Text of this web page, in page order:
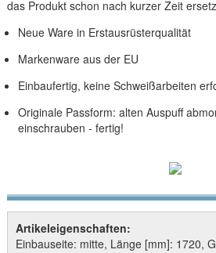
das Produkt schon nach kurzer Zeit
Neue Ware in Erstausrüsterqualität
Markenware aus der EU
Einbaufertig, keine Schweißarbeiten
Originale Passform: alten Auspuff
einschrauben - fertig!
Artikeleigenschaften:
Einbauseite: mitte, Länge [mm]: 1720,